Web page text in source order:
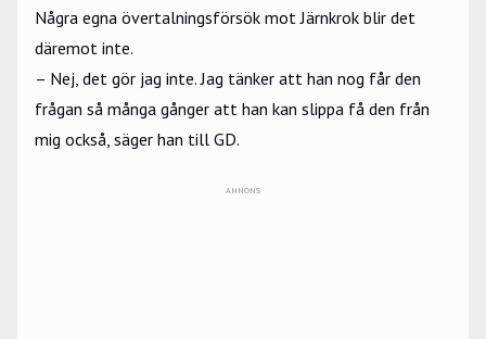
Några egna övertalningsförsök mot Järnkrok blir det
däremot inte.
– Nej, det gör jag inte. Jag tänker att han nog får den
frågan så många gånger att han kan slippa få den från
mig också, säger han till GD.